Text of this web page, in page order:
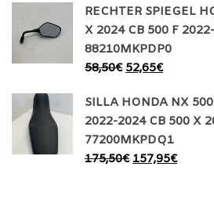
RECHTER SPIEGEL
X 2024 CB 500 F
88210MKPDP0
58,50€ 52,65€
SILLA HONDA NX
2022-2024 CB 500 X
77200MKPDQ1
175,50€ 157,95€